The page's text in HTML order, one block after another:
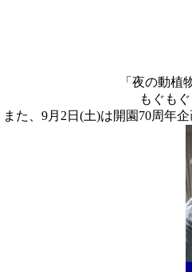
「夜の動植
もぐも
また、9月2日(土)は開園70周年